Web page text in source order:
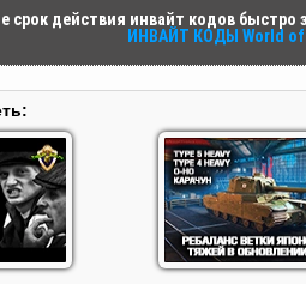
срок действия инвайт кодов быстро
ИНВАЙТ КОДЫ World